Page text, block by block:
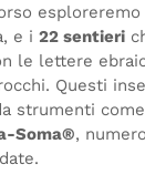
esploreremo
e i 22 sentieri
le lettere
Questi
strumenti
Soma®,